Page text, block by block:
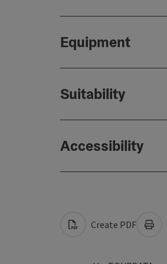
Equipment
Suitability
Accessibility
Create PDF